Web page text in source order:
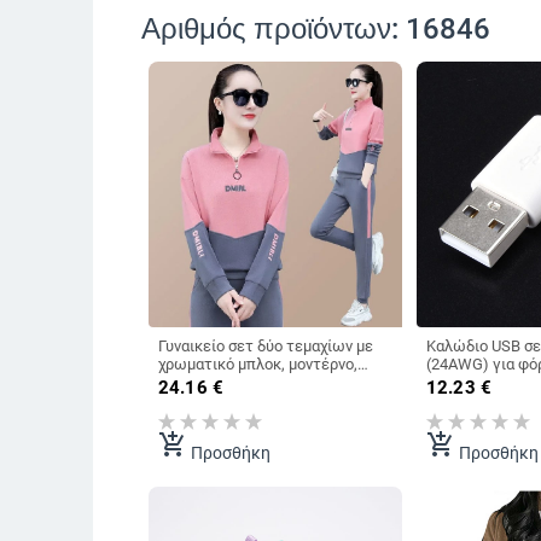
Αριθμός προϊόντων: 16846
Γυναικείο σετ δύο τεμαχίων με
χρωματικό μπλοκ, μοντέρνο,
φθινοπωρινό/ανοιξιάτικο στυλ,
μεγέθη, με τιράντες για τρέξιμο
24.16 €
add_shopping_cart Προσθήκη
Καλώδιο USB
(24AWG) για
ανεμιστήρας
φόρτισης με
εύκαμπτο Type-C.
12.23 €
add_shopping_cart Προσθήκη